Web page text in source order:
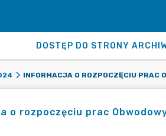
DOSTĘP DO STRONY
o rozpoczęciu prac